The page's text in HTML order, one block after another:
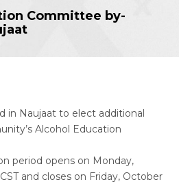
Committee by-
in Naujaat to elect additional
Alcohol Education
period opens on Monday,
and closes on Friday, October